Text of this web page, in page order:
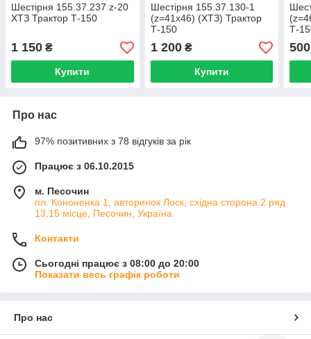
Шестірня 155.37.237 z-20
ХТЗ Трактор Т-150
1 150 ₴
Купити
Шестірня 155.37.130-1
(z=41х46) (ХТЗ) Трактор
Т-150
1 200₴
Купити
Т-
500
Про нас
97% позитивних з 78 відгуків за рік
Працює з 06.10.2015
м. Песочин
пл. Кононенка 1, авторинок Лоск, східна сторона 2 ряд
13,15 місце, Песочин, Україна
Контакти
Сьогодні працює з 08:00 до 20:00
Показати весь графік роботи
Про нас